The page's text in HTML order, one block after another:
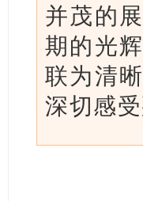
并茂的
期的光
联为清
深切感